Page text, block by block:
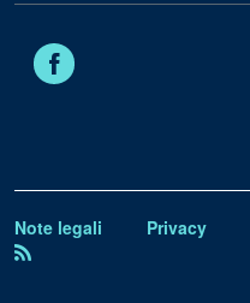
Note legali Privacy